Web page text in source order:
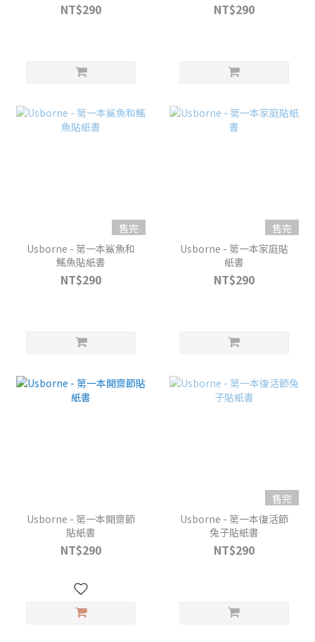
NT$290 NT$290
售完
Usborne - 第一本鯊魚和
鰩魚貼紙書
NT$290
售完
Usborne - 第一本家庭貼
紙書
NT$290
Usborne - 第一本開齋節
貼紙書
NT$290
售完
Usborne - 第一本復活節
兔子貼紙書
NT$290